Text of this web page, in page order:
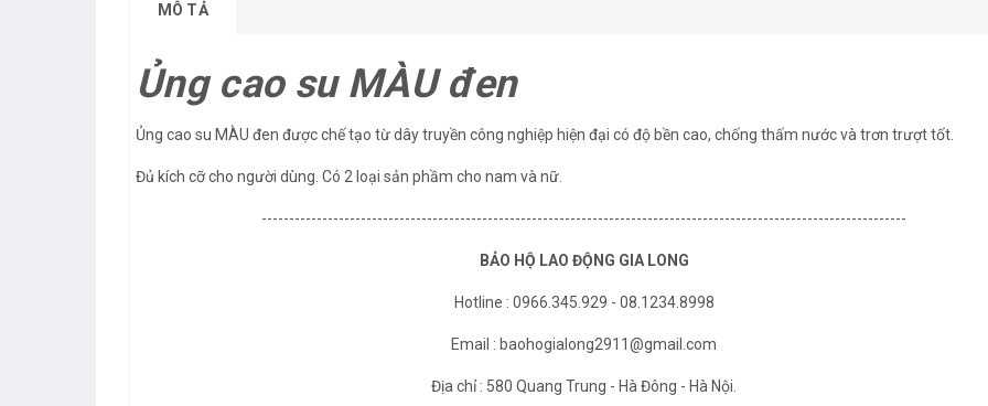
MÔ TẢ
Ủng cao su MÀU đen
Ủng cao su MÀU đen được chế tạo từ dây truyền công nghiệp hiện đại có độ bền cao, chống thấm nước và trơn trượt tốt.
Đủ kích cỡ cho người dùng. Có 2 loại sản phầm cho nam và nữ.
---------------------------------------------------------------------------------------------------------------------
BẢO HỘ LAO ĐỘNG GIA LONG
Hotline : 0966.345.929 - 08.1234.8998
Email : baohogialong2911@gmail.com
Địa chỉ : 580 Quang Trung - Hà Đông - Hà Nội.